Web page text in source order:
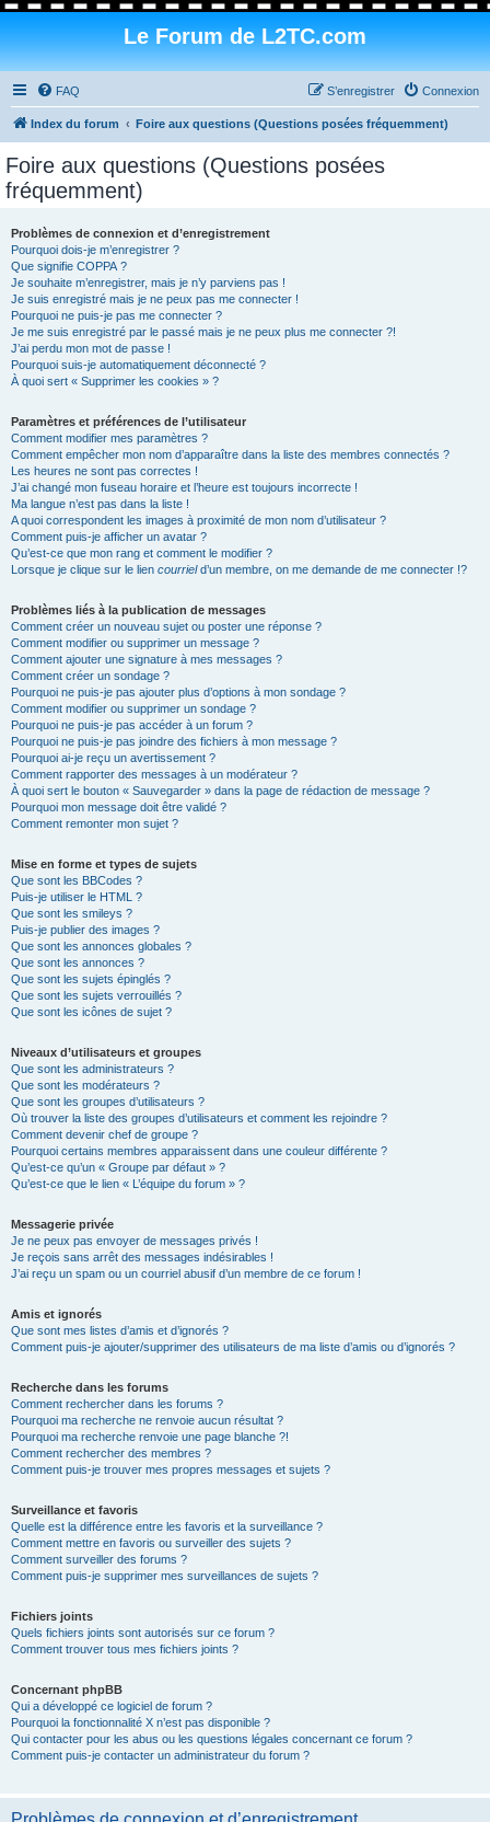
Le Forum de L2TC.com
FAQ Connexion
S’enregistrer
Index du forum Foire aux questions (Questions posées fréquemment)
Foire aux questions (Questions posées
fréquemment)
Problèmes de connexion et d’enregistrement
Pourquoi dois-je m’enregistrer ?
Que signifie COPPA ?
Je souhaite m’enregistrer, mais je n’y parviens pas !
Je suis enregistré mais je ne peux pas me connecter !
Pourquoi ne puis-je pas me connecter ?
Je me suis enregistré par le passé mais je ne peux plus me connecter ?!
J’ai perdu mon mot de passe !
Pourquoi suis-je automatiquement déconnecté ?
À quoi sert « Supprimer les cookies » ?
Paramètres et préférences de l’utilisateur
Comment modifier mes paramètres ?
Comment empêcher mon nom d’apparaître dans la liste des membres connectés ?
Les heures ne sont pas correctes !
J’ai changé mon fuseau horaire et l’heure est toujours incorrecte !
Ma langue n’est pas dans la liste !
A quoi correspondent les images à proximité de mon nom d’utilisateur ?
Comment puis-je afficher un avatar ?
Qu’est-ce que mon rang et comment le modifier ?
Lorsque je clique sur le lien courrield’un membre, on me demande de me connecter !?
Problèmes liés à la publication de messages
Comment créer un nouveau sujet ou poster une réponse ?
Comment modifier ou supprimer un message ?
Comment ajouter une signature à mes messages ?
Comment créer un sondage ?
Pourquoi ne puis-je pas ajouter plus d’options à mon sondage ?
Comment modifier ou supprimer un sondage ?
Pourquoi ne puis-je pas accéder à un forum ?
Pourquoi ne puis-je pas joindre des fichiers à mon message ?
Pourquoi ai-je reçu un avertissement ?
Comment rapporter des messages à un modérateur ?
À quoi sert le bouton « Sauvegarder » dans la page de rédaction de message ?
Pourquoi mon message doit être validé ?
Comment remonter mon sujet ?
Mise en forme et types de sujets
Que sont les BBCodes ?
Puis-je utiliser le HTML ?
Que sont les smileys ?
Puis-je publier des images ?
Que sont les annonces globales ?
Que sont les annonces ?
Que sont les sujets épinglés ?
Que sont les sujets verrouillés ?
Que sont les icônes de sujet ?
Niveaux d’utilisateurs et groupes
Que sont les administrateurs ?
Que sont les modérateurs ?
Que sont les groupes d’utilisateurs ?
Où trouver la liste des groupes d’utilisateurs et comment les rejoindre ?
Comment devenir chef de groupe ?
Pourquoi certains membres apparaissent dans une couleur différente ?
Qu’est-ce qu’un « Groupe par défaut » ?
Qu’est-ce que le lien « L’équipe du forum » ?
Messagerie privée
Je ne peux pas envoyer de messages privés !
Je reçois sans arrêt des messages indésirables !
J’ai reçu un spam ou un courriel abusif d’un membre de ce forum !
Amis et ignorés
Que sont mes listes d’amis et d’ignorés ?
Comment puis-je ajouter/supprimer des utilisateurs de ma liste d’amis ou d’ignorés ?
Recherche dans les forums
Comment rechercher dans les forums ?
Pourquoi ma recherche ne renvoie aucun résultat ?
Pourquoi ma recherche renvoie une page blanche ?!
Comment rechercher des membres ?
Comment puis-je trouver mes propres messages et sujets ?
Surveillance et favoris
Quelle est la différence entre les favoris et la surveillance ?
Comment mettre en favoris ou surveiller des sujets ?
Comment surveiller des forums ?
Comment puis-je supprimer mes surveillances de sujets ?
Fichiers joints
Quels fichiers joints sont autorisés sur ce forum ?
Comment trouver tous mes fichiers joints ?
Concernant phpBB
Qui a développé ce logiciel de forum ?
Pourquoi la fonctionnalité X n’est pas disponible ?
Qui contacter pour les abus ou les questions légales concernant ce forum ?
Comment puis-je contacter un administrateur du forum ?